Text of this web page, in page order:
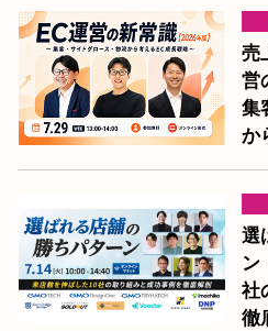
売
営
集
か
選
ン
社
徹